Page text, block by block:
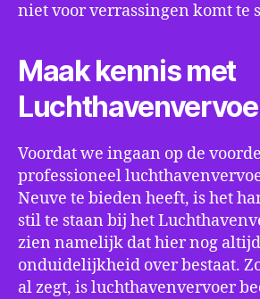
niet voor verrassingen komt te
Maak kennis met
Voordat we ingaan op de
professioneel
Neuve te bieden heeft, is het
stil te staan bij het
zien namelijk dat hier nog
onduidelijkheid over bestaat.
al zegt, is luchthavenvervoer